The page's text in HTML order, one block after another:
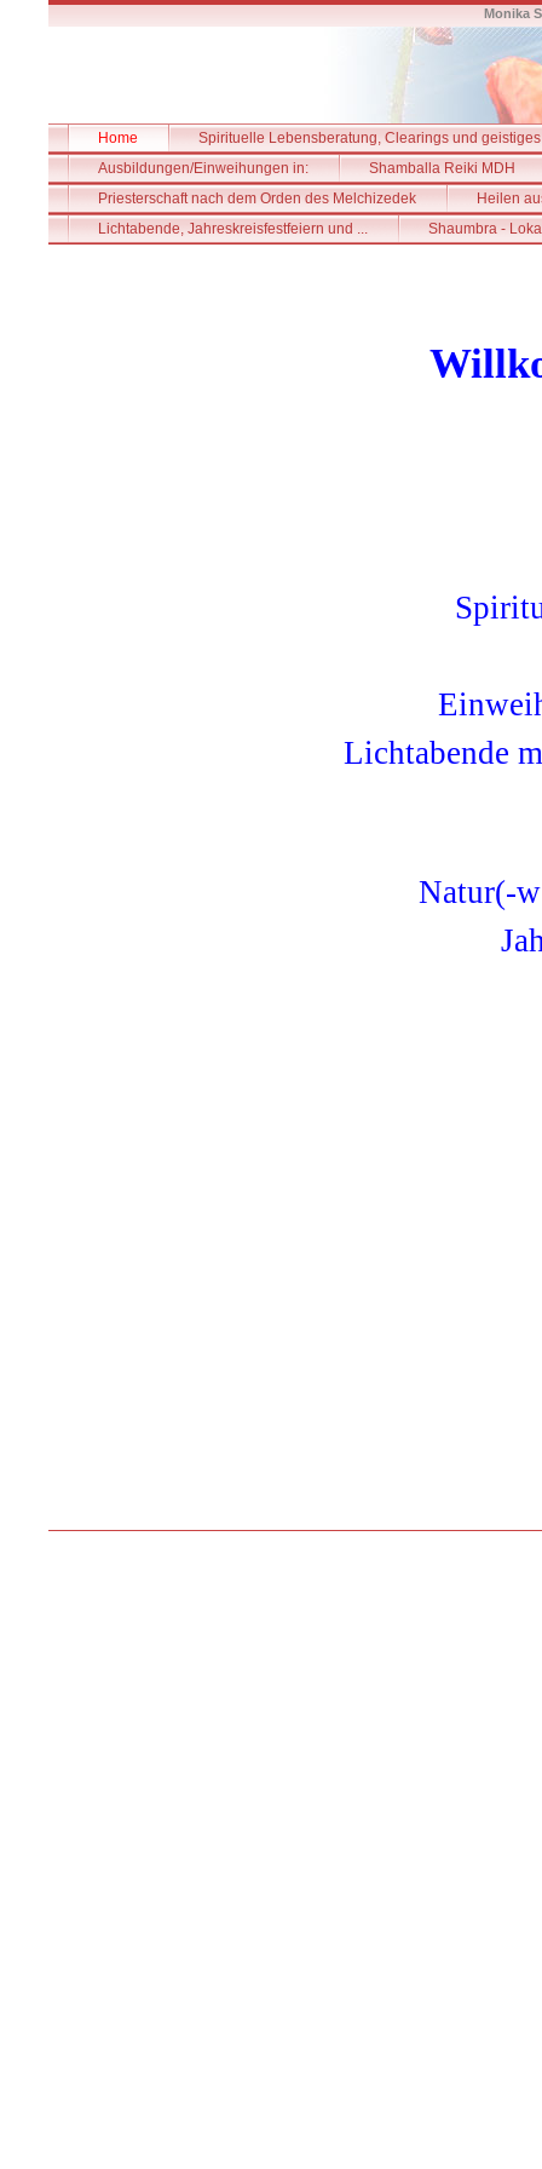
Monika
Home
Spirituelle Lebensberatung, Clearings und
Ausbildungen/Einweihungen in:
Shamballa Reiki MDH
Priesterschaft nach dem Orden des Melchizedek
Heilen
Lichtabende, Jahreskreisfestfeiern und ...
Shaumbra -
Lichtabende
Natur(-